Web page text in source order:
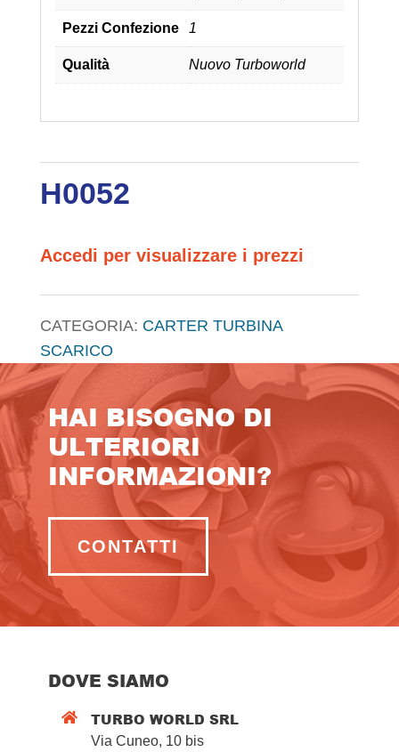
Pezzi Confezione 1
Qualità Nuovo Turboworld
H0052
Accedi per visualizzare i prezzi
CATEGORIA: CARTER TURBINA
SCARICO
HAI BISOGNO DI
ULTERIORI
INFORMAZIONI?
CONTATTI
DOVE SIAMO
 TURBO WORLD SRL
Via Cuneo, 10 bis